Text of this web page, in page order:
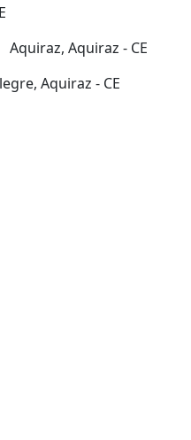
Aquiraz, Aquiraz - CE
Aquiraz - CE